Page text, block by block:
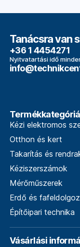
Tanácsra van
+36 1 4454271
Nyitvatartási idő
Kézi elektromos
Otthon és kert
Takarítás és
Kéziszerszámok
Mérőműszerek
Erdő és
Építőipari technika
Vásárlási